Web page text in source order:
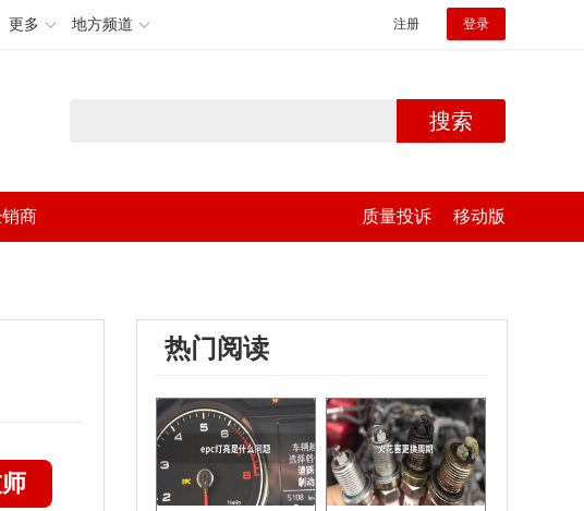
更多 地方频道 注册 登录
搜索
商 质量投诉 移动版
热门阅读